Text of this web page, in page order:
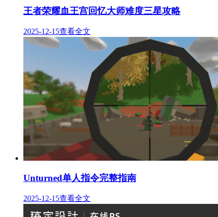
王者荣耀血王宫回忆大师难度三星攻略
2025-12-15查看全文
Unturned单人指令完整指南
2025-12-15查看全文